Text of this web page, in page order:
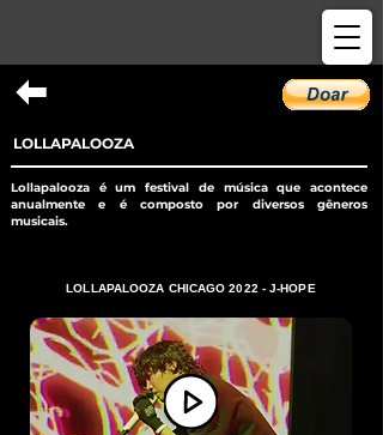
LOLLAPALOOZA
Lollapalooza é um festival de música que acontece
anualmente e é composto por diversos gêneros
musicais.
LOLLAPALOOZA CHICAGO 2022 - J-HOPE